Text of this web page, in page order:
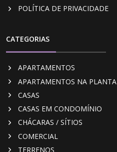
POLÍTICA DE PRIVACIDADE
CATEGORIAS
APARTAMENTOS
APARTAMENTOS NA PLANTA
CASAS
CASAS EM CONDOMÍNIO
CHÁCARAS / SÍTIOS
COMERCIAL
TERRENOS